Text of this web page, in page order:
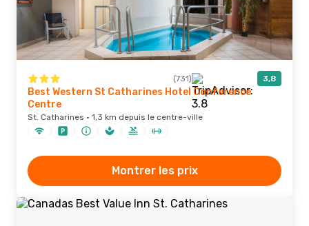
(731) 3,8
Best Western St Catharines Hotel Conference
Centre
St. Catharines · 1,3 km depuis le centre-ville
Montrer les prix